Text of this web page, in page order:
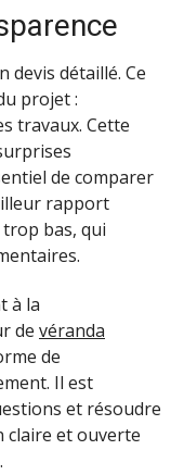
détaillé. Ce
projet :
travaux. Cette
de comparer
rapport
bas, qui
à la
de véranda
de
Il est
et résoudre
claire et ouverte